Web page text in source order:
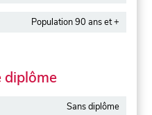
Population 90 ans et +
diplôme
Sans diplôme